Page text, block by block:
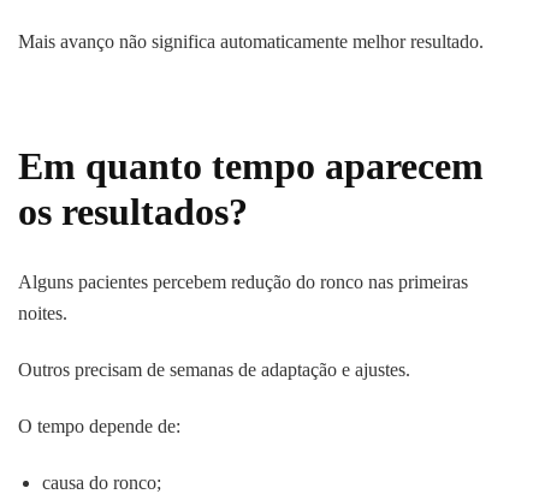
Mais avanço não significa automaticamente melhor resultado.
Em quanto tempo aparecem
os resultados?
Alguns pacientes percebem redução do ronco nas primeiras
noites.
Outros precisam de semanas de adaptação e ajustes.
O tempo depende de:
causa do ronco;